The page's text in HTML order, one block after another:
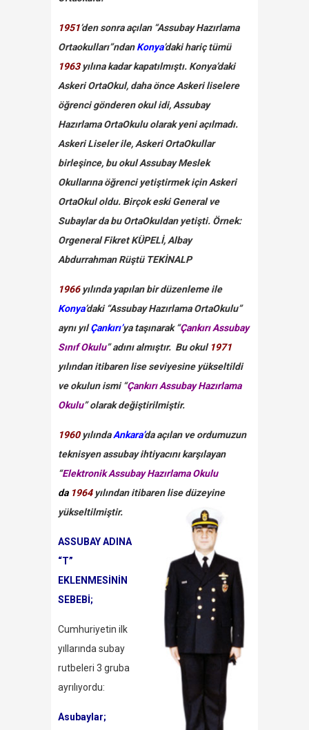
1951’den sonra açılan “Assubay Hazırlama
Ortaokulları”ndanKonya’daki hariç tümü
1963yılına kadar kapatılmıştı. Konya’daki
Askeri OrtaOkul, daha önce Askeri liselere
öğrenci gönderen okul idi, Assubay
Hazırlama OrtaOkulu olarak yeni açılmadı.
Askeri Liseler ile, Askeri OrtaOkullar
birleşince, bu okul Assubay Meslek
Okullarına öğrenci yetiştirmek için Askeri
OrtaOkul oldu. Birçok eski General ve
Subaylar da bu OrtaOkuldan yetişti. Örnek:
Orgeneral Fikret KÜPELİ, Albay
Abdurrahman Rüştü TEKİNALP
1966yılında yapılan bir düzenleme ile
Konya’daki “Assubay Hazırlama OrtaOkulu”
aynı yılÇankırı’ya taşınarak “Çankırı Assubay
Sınıf Okulu” adını almıştır. Bu okul 1971
yılından itibaren lise seviyesine yükseltildi
ve okulun ismi “Çankırı Assubay Hazırlama
Okulu” olarak değiştirilmiştir.
1960yılındaAnkara’da açılan ve ordumuzun
teknisyen assubay ihtiyacını karşılayan
“Elektronik Assubay Hazırlama Okulu
da 1964yılından itibaren lise düzeyine
yükseltilmiştir.
ASSUBAY ADINA
“T”
EKLENMESİNİN
SEBEBİ;
Cumhuriyetin ilk
yıllarında subay
rutbeleri 3 gruba
ayrılıyordu:
Asubaylar;